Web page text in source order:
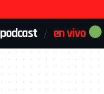
podcast en vivo